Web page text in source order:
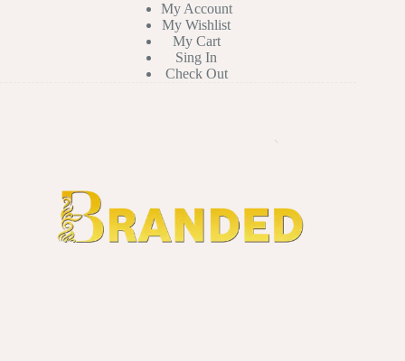
My Account
My Wishlist
My Cart
Sing In
Check Out